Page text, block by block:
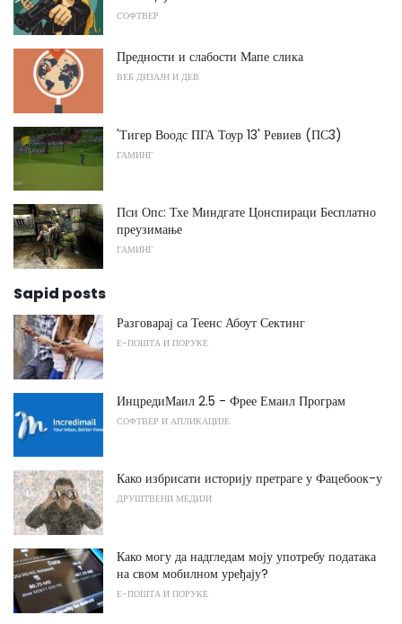
СОФТВЕР
Предности и слабости Мапе слика
ВЕБ ДИЗАЈН И ДЕВ
'Тигер Воодс ПГА Тоур 13' Ревиев (ПС3)
ГАМИНГ
Пси Опс: Тхе Миндгате Цонспираци Бесплатно
преузимање
ГАМИНГ
Sapid posts
Разговарај са Теенс Абоут Сектинг
Е-ПОШТА И ПОРУКЕ
ИнцредиМаил 2.5 - Фрее Емаил Програм
СОФТВЕР И АПЛИКАЦИЈЕ
Како избрисати историју претраге у Фацебоок-у
ДРУШТВЕНИ МЕДИЈИ
Како могу да надгледам моју употребу података
на свом мобилном уређају?
Е-ПОШТА И ПОРУКЕ